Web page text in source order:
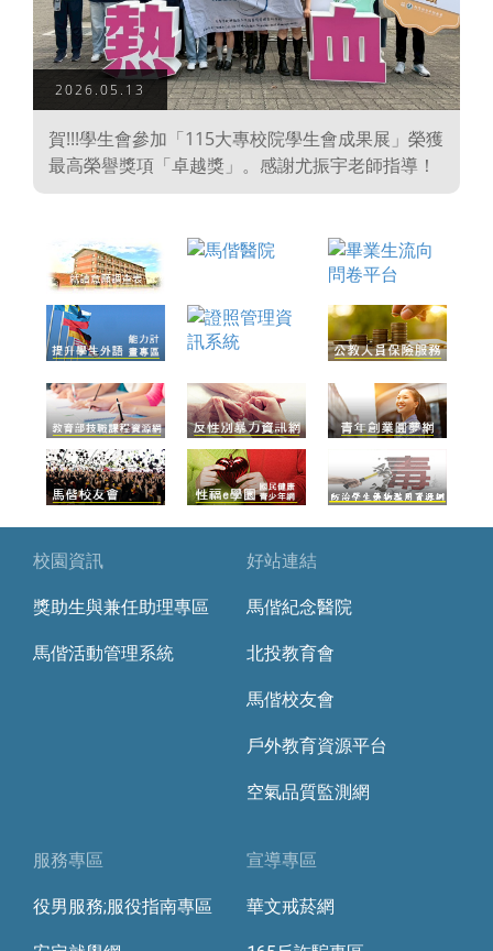
2026.05.13
賀!!!學生會參加「115大專校院學生會成果展」榮獲
最高榮譽獎項「卓越獎」。感謝尤振宇老師指導！
上
一
頁
下
一
頁
校園資訊
獎助生與兼任助理專區
馬偕活動管理系統
好站連結
馬偕紀念醫院
北投教育會
馬偕校友會
戶外教育資源平台
空氣品質監測網
服務專區
役男服務;服役指南專區
宣導專區
華文戒菸網